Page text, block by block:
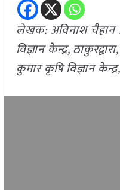
लेखक: अविनाश चैहान
विज्ञान केन्द्र,
कुमार कृषि विज्ञान